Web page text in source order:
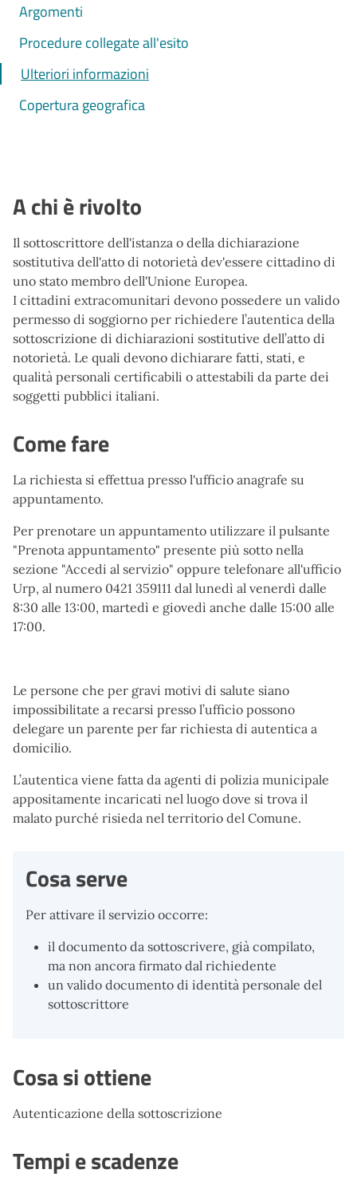
Argomenti
Procedure collegate all'esito
Ulteriori informazioni
Copertura geografica
A chi è rivolto
Il sottoscrittore dell'istanza o della dichiarazione
sostitutiva dell'atto di notorietà dev'essere cittadino di
uno stato membro dell'Unione Europea.
I cittadini extracomunitari devono possedere un valido
permesso di soggiorno per richiedere l’autentica della
sottoscrizione di dichiarazioni sostitutive dell’atto di
notorietà. Le quali devono dichiarare fatti, stati, e
qualità personali certificabili o attestabili da parte dei
soggetti pubblici italiani.
Come fare
La richiesta si effettua presso l'ufficio anagrafe su
appuntamento.
Per prenotare un appuntamento utilizzare il pulsante
"Prenota appuntamento" presente più sotto nella
sezione "Accedi al servizio" oppure telefonare all'ufficio
Urp, al numero 0421 359111 dal lunedì al venerdì dalle
8:30 alle 13:00, martedì e giovedì anche dalle 15:00 alle
17:00.
Le persone che per gravi motivi di salute siano
impossibilitate a recarsi presso l’ufficio possono
delegare un parente per far richiesta di autentica a
domicilio.
L’autentica viene fatta da agenti di polizia municipale
appositamente incaricati nel luogo dove si trova il
malato purché risieda nel territorio del Comune.
Cosa serve
Per attivare il servizio occorre:
il documento da sottoscrivere, già compilato,
ma non ancora firmato dal richiedente
un valido documento di identità personale del
sottoscrittore
Cosa si ottiene
Autenticazione della sottoscrizione
Tempi e scadenze